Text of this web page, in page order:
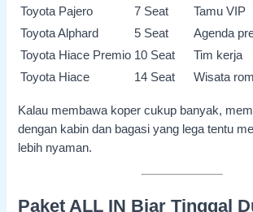
Toyota Pajero
7 Seat
Tamu VIP
Toyota Alphard
5 Seat
Agenda
Toyota Hiace Premio 10 Seat
Tim kerja
Toyota Hiace
14 Seat Wisata
Kalau membawa koper cukup banyak,
dengan kabin dan bagasi yang lega tentu
lebih nyaman.
Paket ALL IN Biar Tinggal